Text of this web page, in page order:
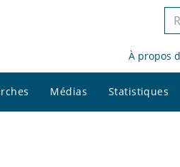
le
À propos
Médias Statistiques